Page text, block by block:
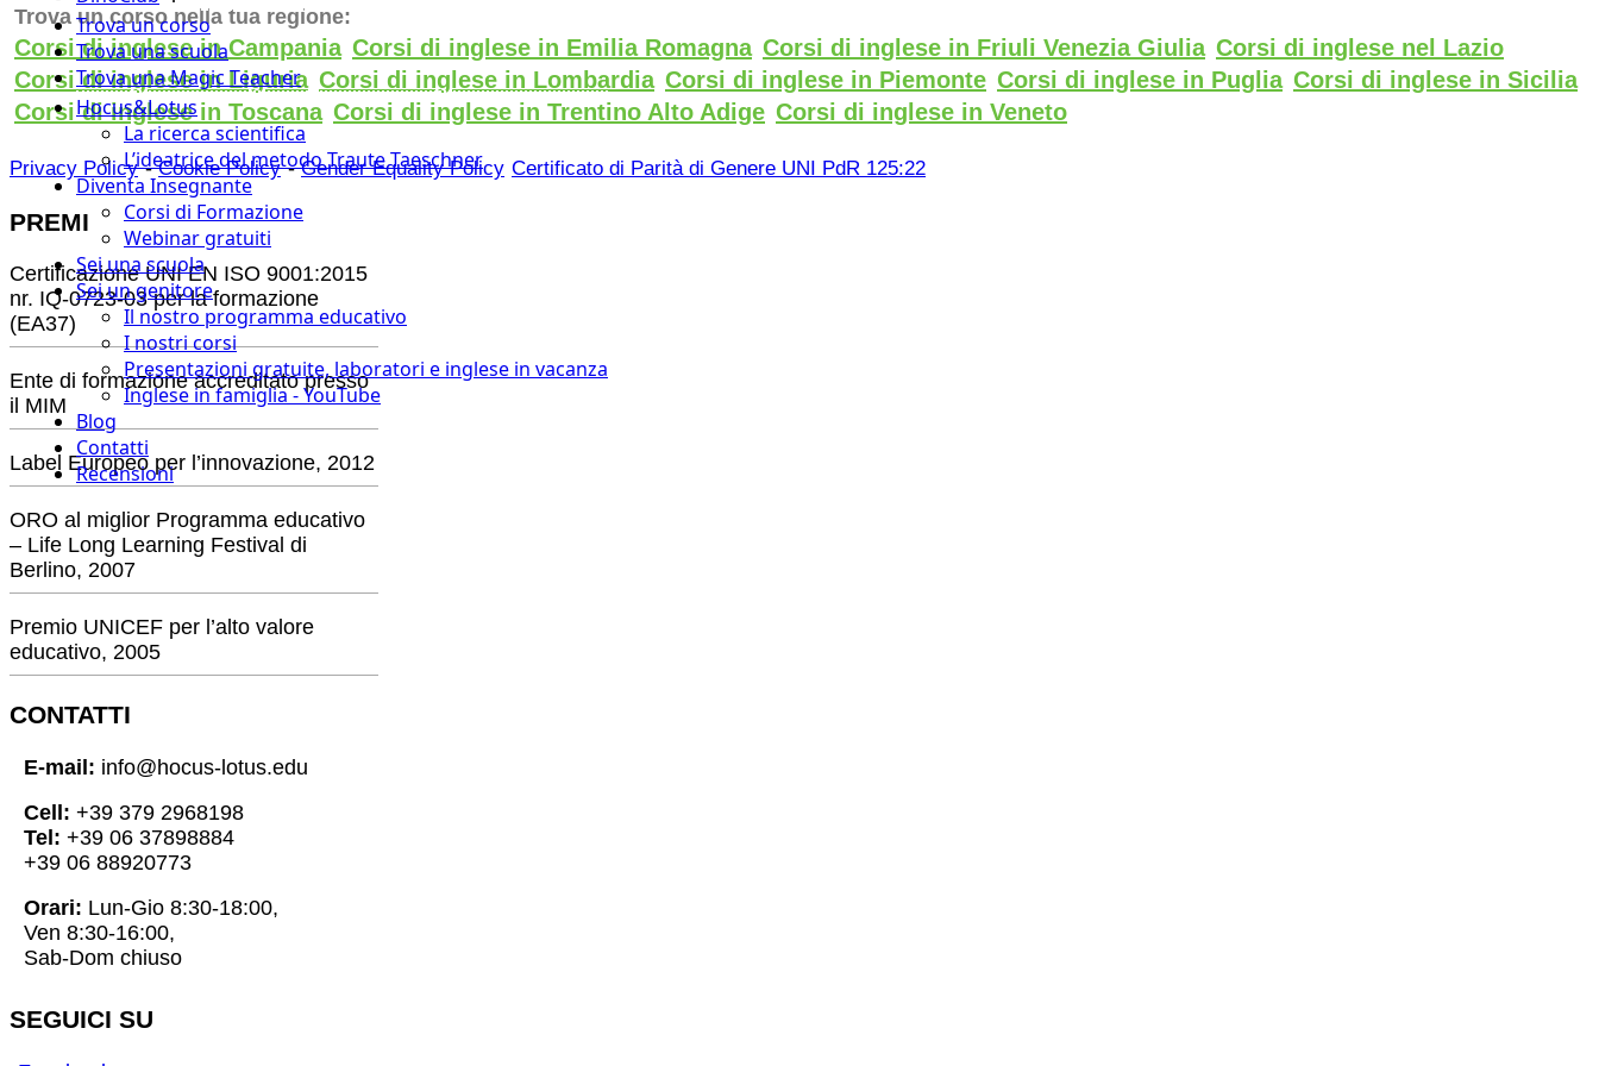
Trova un corso
Trova una scuola
Trova una Magic Teacher
Hocus&Lotus
La ricerca scientifica
L’ideatrice del metodo Traute Taeschner
Diventa Insegnante
Corsi di Formazione
Webinar gratuiti
Sei una scuola
Sei un genitore
Il nostro programma educativo
I nostri corsi
Presentazioni gratuite, laboratori e inglese in vacanza
Inglese in famiglia - YouTube
Blog
Contatti
Recensioni
Trova un corso nella tua regione:
Corsi di inglese in Campania Corsi di inglese in Emilia Romagna Corsi di inglese in Friuli Venezia Giulia Corsi di inglese nel Lazio
Corsi di inglese in Liguria Corsi di inglese in Lombardia Corsi di inglese in Piemonte Corsi di inglese in Puglia Corsi di inglese in Sicilia
Corsi di inglese in Toscana Corsi di inglese in Trentino Alto Adige Corsi di inglese in Veneto
Privacy Policy-Cookie Policy-Gender Equality Policy Certificato di Parità di Genere UNI PdR 125:22
PREMI
Certificazione UNI EN ISO 9001:2015
nr. IQ-0723-03 per la formazione
(EA37)
Ente di formazione accreditato presso
il MIM
Label Europeo per l’innovazione, 2012
ORO al miglior Programma educativo
– Life Long Learning Festival di
Berlino, 2007
Premio UNICEF per l’alto valore
educativo, 2005
CONTATTI
E-mail: info@hocus-lotus.edu
Cell: +39 379 2968198
Tel: +39 06 37898884
+39 06 88920773
Orari: Lun-Gio 8:30-18:00,
Ven 8:30-16:00,
Sab-Dom chiuso
SEGUICI SU